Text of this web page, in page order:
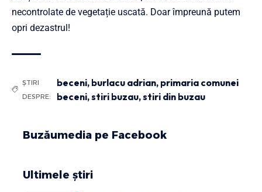
necontrolate de vegetație uscată. Doar împreună putem
opri dezastrul!
ȘTIRI
DESPRE:
beceni, burlacu adrian, primaria comunei
beceni,stiri buzau,stiri din buzau
Buzăumedia pe Facebook
Ultimele știri